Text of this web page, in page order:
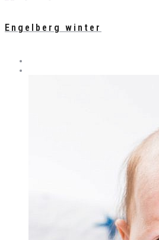
Engelberg winter